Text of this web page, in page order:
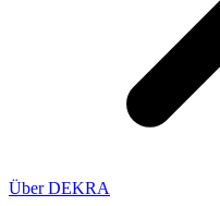
Über DEKRA